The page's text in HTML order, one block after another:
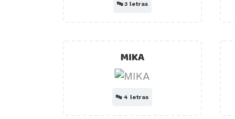
🔤3 letras
MIKA
🔤 4 letras